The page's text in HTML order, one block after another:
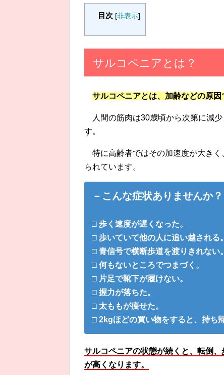
目次 [非表示]
サルコペニアとは？
サルコペニアとは、加齢などの原
人間の筋肉は30歳頃から次第に減
す。
特に高齢者ではその加速度が大き
られています。
－こんな症状ありませんか？
□ 歩く速度が遅くなった。
□ 歩いていて他の人に追い越される。
□ 青信号で横断歩道を渡りきれない。
□ 何もないところでつまづく。
□ 片足で靴下が履けない。
□ 握力が落ちた。
□ 太ももが痩せた。
□ 2kgほどの買い物をすると、持ち
サルコペニアの状態が続くと、転倒
が高くなります。